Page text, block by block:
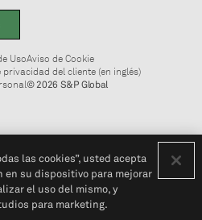
UsoAviso de Cookie
privacidad del cliente (en inglés)
© 2026 S&P Global
las cookies”, usted acepta
en su dispositivo para mejorar
el uso del mismo, y
para marketing.